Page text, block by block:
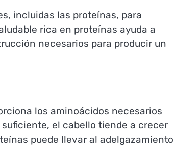
incluidas las proteínas, para
rica en proteínas ayuda a
necesarios para producir un
los aminoácidos necesarios
el cabello tiende a crecer
puede llevar al adelgazamiento